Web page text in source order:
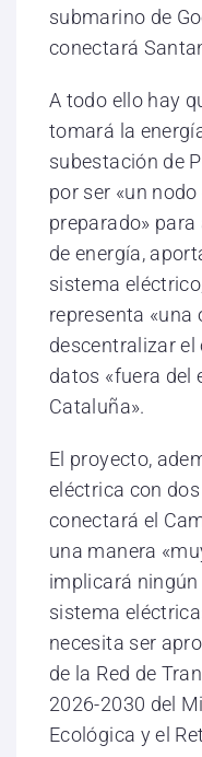
submarino de
conectará
A todo ello hay
tomará la
subestación de
por ser «un
preparado»
de energía,
sistema
representa «una
descentralizar
datos «fuera del
Cataluña».
El proyecto,
eléctrica con
conectará el
una manera
implicará ningún
sistema
necesita ser
de la Red de
2026-2030 del
Ecológica y el